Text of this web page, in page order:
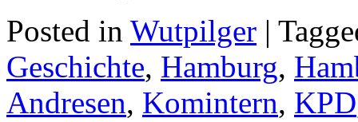
Posted in Wutpilger |
Geschichte, Hamburg,
Andresen, Komintern, KPD